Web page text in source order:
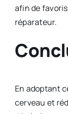
afin de
réparateur.
En adoptant
cerveau et